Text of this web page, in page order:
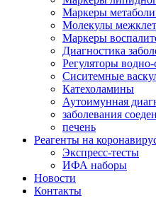
Маркеры
Молекулы
Маркеры
Диагностика
Регуляторы
Сиситемные
Катехоламины
Аутоимунная
заболевания
печень
Реагенты на
Экспресс-тесты
ИФА наборы
Новости
Контакты